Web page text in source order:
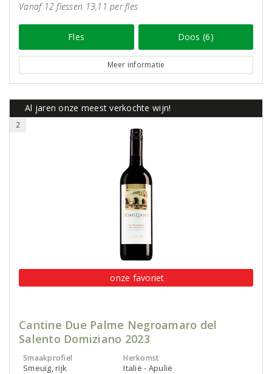
Vanaf 12 flessen 13,11 per fles
Fles Doos (6)
Meer informatie
Al jaren onze meest verkochte wijn!
2
onze favoriet
Cantine Due Palme Negroamaro del
Salento Domiziano 2023
Smaakprofiel
Smeuïg, rijk
Herkomst
Italië - Apulië